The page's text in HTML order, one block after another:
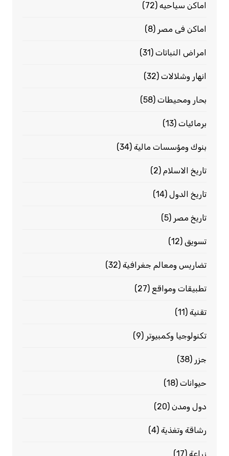
اماكن سياحيه(72)
اماكن فى مصر (8)
امراض النباتات(31)
انهار وشلالات(32)
بحار ومحيطات(58)
برمائيات(13)
بنوك ومؤسسات مالية(34)
تاريخ الاسلام(2)
تاريخ الدول(14)
تاريخ مصر (5)
تسويق(12)
تضاريس ومعالم جغرافية(32)
تطبيقات ومواقع (27)
تقنية(11)
تكنولوجيا وكمبيوتر (9)
جزر (38)
حيوانات(18)
دول ومدن(20)
رشاقة وتغذية(4)
زراعة(17)